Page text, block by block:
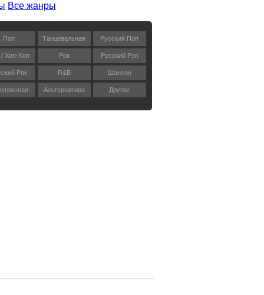
Все жанры
Поп Танцевальная Русский Поп
/ Хип-Хоп Рок Русский Рэп
Рок R&B Шансон
Альтернатива Другое